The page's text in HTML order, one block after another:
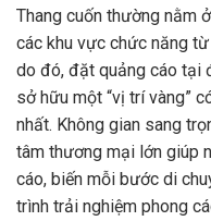
Thang cuốn thường nằm
các khu vực chức năng
do đó, đặt quảng cáo tại
sở hữu một “vị trí vàng”
nhất. Không gian sang
tâm thương mại lớn giúp
cáo, biến mỗi bước di
trình trải nghiệm phong